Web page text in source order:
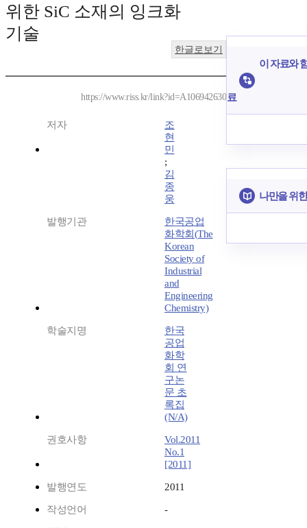
위한 SiC 소재의 잉크화
기술
한글로보기
https://www.riss.kr/link?id=A106942630
저자
조
현
민
;
김
종
웅
발행기관
한국공업
화학회(The
Korean
Society of
Industrial
and
Engineering
Chemistry)
학술지명
한국
공업
화학
회 연
구논
문 초
록집
(N/A)
권호사항
Vol.2011
No.1
[2011]
발행연도 2011
작성언어
-
이 자료와
료
나만을 위